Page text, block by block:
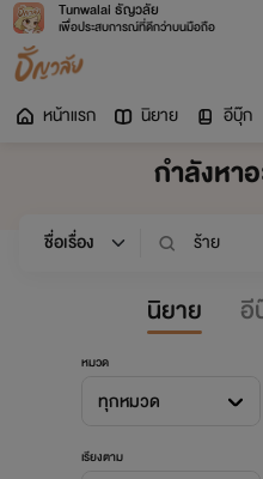
Tunwalai ธัญวลัย
เพื่อประสบการณ์ที่ดีกว่าบนมือถือ
หน้าแรก นิยาย อีบุ๊ก
กำลังหา
นิยาย อี
หมวด
ทุกหมวด
เรียงตาม